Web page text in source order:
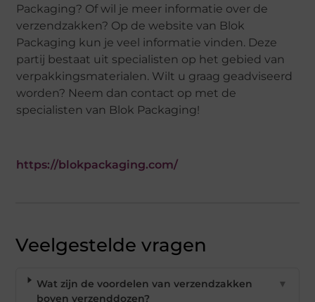
Packaging? Of wil je meer informatie over de
verzendzakken? Op de website van Blok
Packaging kun je veel informatie vinden. Deze
partij bestaat uit specialisten op het gebied van
verpakkingsmaterialen. Wilt u graag geadviseerd
worden? Neem dan contact op met de
specialisten van Blok Packaging!
https://blokpackaging.com/
Veelgestelde vragen
Wat zijn de voordelen van verzendzakken
boven verzenddozen?
▼